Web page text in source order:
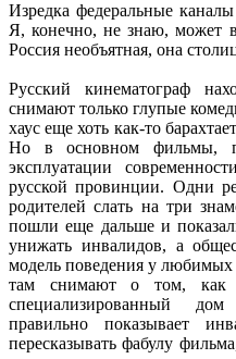
Изредка федеральные
Я, конечно, не знаю, может
Россия необъятная, она
Русский кинематограф
снимают только глупые
хаус еще хоть как-то
Но в основном фильмы,
эксплуатации
русской провинции. Одни
родителей слать на три
пошли еще дальше и
унижать инвалидов, а
модель поведения у
там снимают о том, как
специализированный
правильно показывает
пересказывать фабулу